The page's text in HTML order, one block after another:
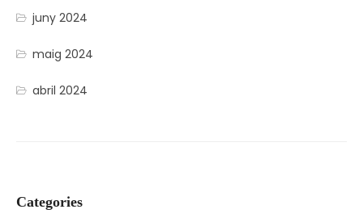
juny 2024
maig 2024
abril 2024
Categories